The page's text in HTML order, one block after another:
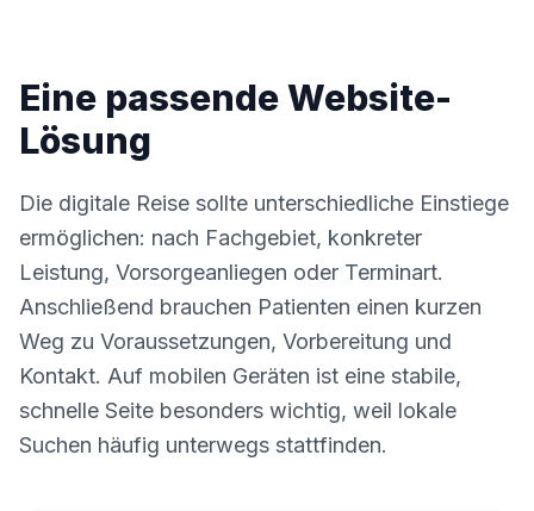
Eine passende Website-
Lösung
Die digitale Reise sollte unterschiedliche Einstiege
ermöglichen: nach Fachgebiet, konkreter
Leistung, Vorsorgeanliegen oder Terminart.
Anschließend brauchen Patienten einen kurzen
Weg zu Voraussetzungen, Vorbereitung und
Kontakt. Auf mobilen Geräten ist eine stabile,
schnelle Seite besonders wichtig, weil lokale
Suchen häufig unterwegs stattfinden.